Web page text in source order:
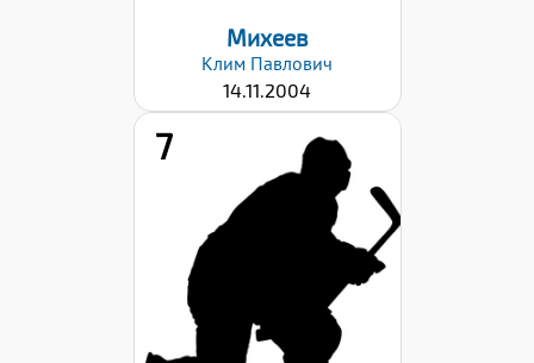
Михеев
Клим Павлович
14.11.2004
7
Рост:
Левый